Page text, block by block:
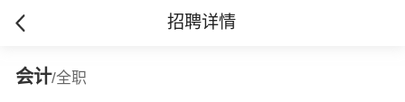
招聘详情
会计/全职